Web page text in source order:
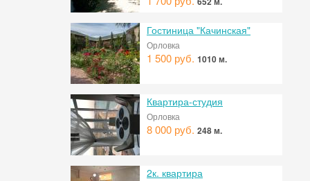
Гостиница "Качинская"
Орловка
1 500 руб. 1010 м.
Квартира-студия
Орловка
8 000 руб. 248 м.
2к. квартира